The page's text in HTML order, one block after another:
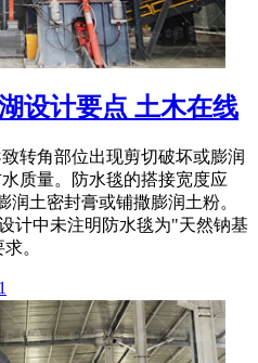
设计要点 土木在线
转角部位出现剪切破坏或膨润
质量。防水毯的搭接宽度应
润土密封膏或铺撒膨润土粉。
计中未注明防水毯为"天然钠基
。